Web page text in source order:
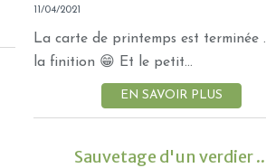
11/04/2021
La carte de printemps est terminée
la finition 😁 Et le petit...
EN SAVOIR PLUS
OISEAUX
Sauvetage d'un verdier